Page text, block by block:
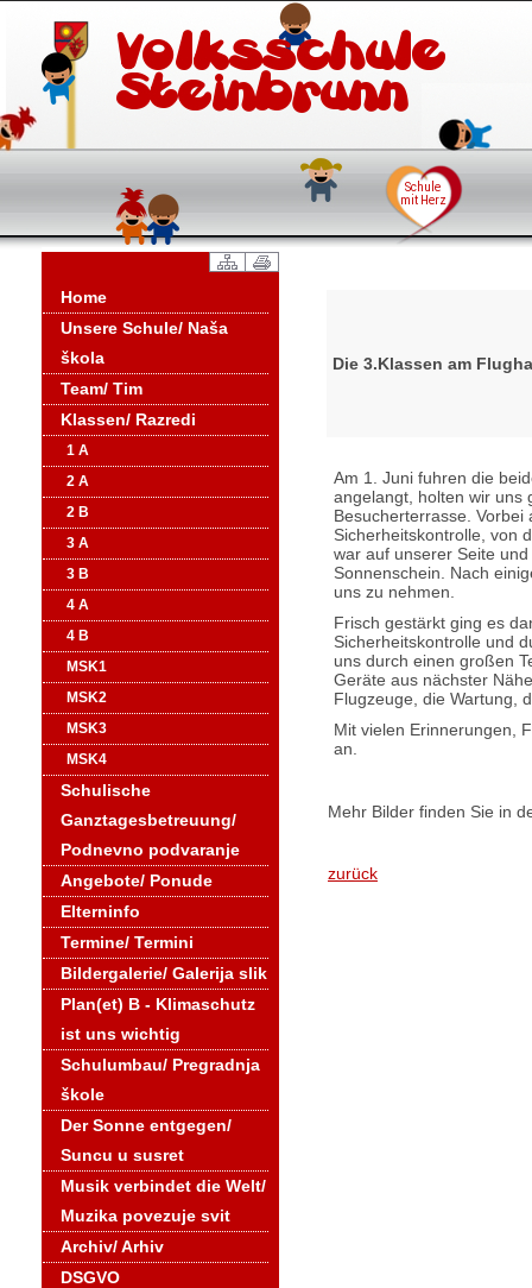
Home
Unsere Schule/ Naša
škola
Team/ Tim
Klassen/ Razredi
1 A
2 A
2 B
3 A
3 B
4 A
4 B
MSK1
MSK2
MSK3
MSK4
Schulische
Ganztagesbetreuung/
Podnevno podvaranje
Angebote/ Ponude
Elterninfo
Termine/ Termini
Bildergalerie/ Galerija slik
Plan(et) B - Klimaschutz
ist uns wichtig
Schulumbau/ Pregradnja
škole
Der Sonne entgegen/
Suncu u susret
Musik verbindet die Welt/
Muzika povezuje svit
Archiv/ Arhiv
DSGVO
Die 3.Klassen am
Am 1. Juni fuhren die
angelangt, holten wir uns
Besucherterrasse.
Sicherheitskontrolle, von
war auf unserer Seite
Sonnenschein. Nach
uns zu nehmen.
Frisch gestärkt ging es
Sicherheitskontrolle und
uns durch einen großen
Geräte aus nächster
Flugzeuge, die Wartung,
Mit vielen Erinnerungen,
an.
Mehr Bilder finden Sie in
zurück